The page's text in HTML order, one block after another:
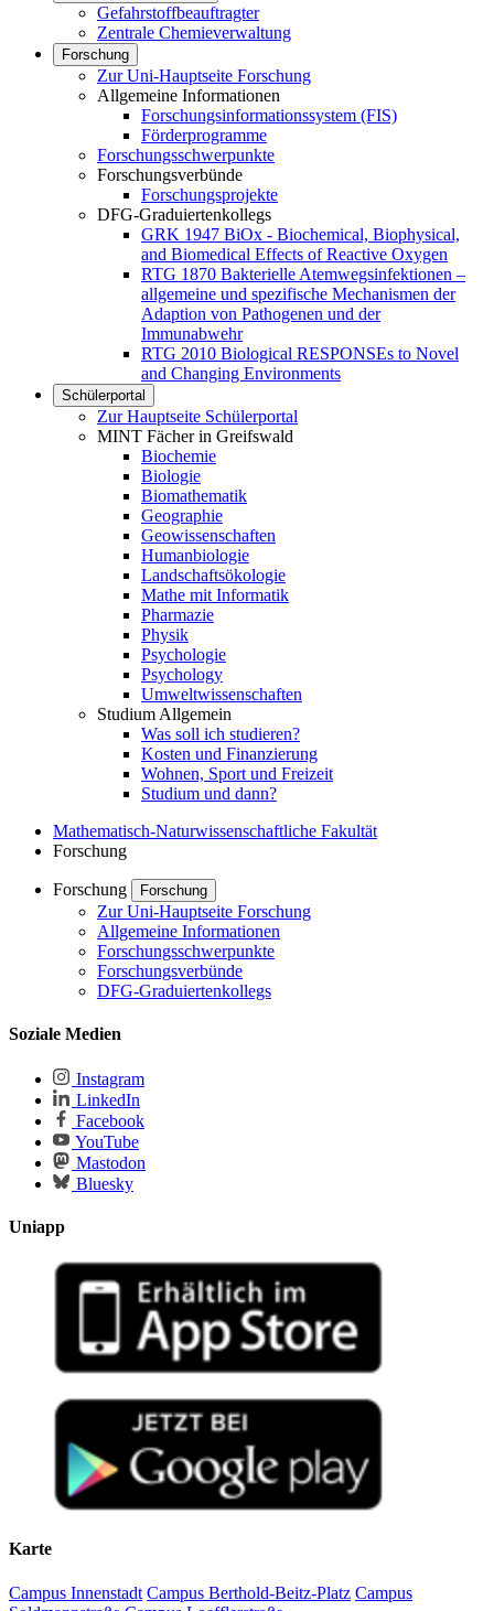
Gefahrstoffbeauftragter
Zentrale Chemieverwaltung
Forschung
Zur Uni-Hauptseite Forschung
Allgemeine Informationen
Forschungsinformationssystem (FIS)
Förderprogramme
Forschungsschwerpunkte
Forschungsverbünde
Forschungsprojekte
DFG-Graduiertenkollegs
GRK 1947 BiOx - Biochemical, Biophysical,
and Biomedical Effects of Reactive Oxygen
RTG 1870 Bakterielle Atemwegsinfektionen –
allgemeine und spezifische Mechanismen der
Adaption von Pathogenen und der
Immunabwehr
RTG 2010 Biological RESPONSEs to Novel
and Changing Environments
Schülerportal
Zur Hauptseite Schülerportal
MINT Fächer in Greifswald
Biochemie
Biologie
Biomathematik
Geographie
Geowissenschaften
Humanbiologie
Landschaftsökologie
Mathe mit Informatik
Pharmazie
Physik
Psychologie
Psychology
Umweltwissenschaften
Studium Allgemein
Was soll ich studieren?
Kosten und Finanzierung
Wohnen, Sport und Freizeit
Studium und dann?
Mathematisch-Naturwissenschaftliche Fakultät
Forschung
Forschung Forschung
Zur Uni-Hauptseite Forschung
Allgemeine Informationen
Forschungsschwerpunkte
Forschungsverbünde
DFG-Graduiertenkollegs
Soziale Medien
Instagram
LinkedIn
Facebook
YouTube
Mastodon
Bluesky
Uniapp
Karte
Campus Innenstadt Campus Berthold-Beitz-Platz Campus